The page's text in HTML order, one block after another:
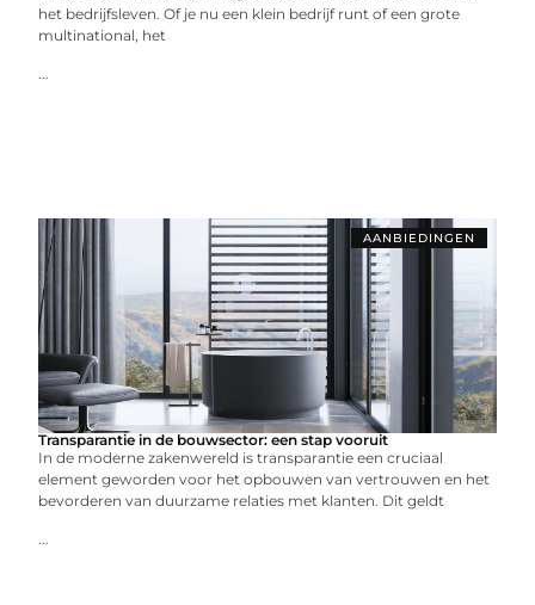
het bedrijfsleven. Of je nu een klein bedrijf runt of een grote
multinational, het
...
AANBIEDINGEN
Transparantie in de bouwsector: een stap vooruit
In de moderne zakenwereld is transparantie een cruciaal
element geworden voor het opbouwen van vertrouwen en het
bevorderen van duurzame relaties met klanten. Dit geldt
...